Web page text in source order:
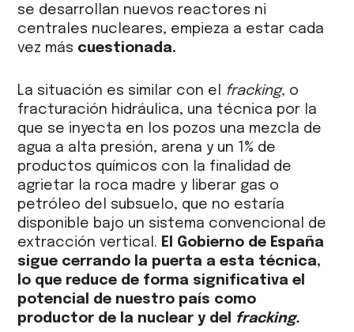
se desarrollan nuevos reactores ni
centrales nucleares, empieza a estar cada
vez más cuestionada.
La situación es similar con el fracking, o
fracturación hidráulica, una técnica por la
que se inyecta en los pozos una mezcla de
agua a alta presión, arena y un 1% de
productos químicos con la finalidad de
agrietar la roca madre y liberar gas o
petróleo del subsuelo, que no estaría
disponible bajo un sistema convencional de
extracción vertical. El Gobierno de España
sigue cerrando la puerta a esta técnica,
lo que reduce de forma significativa el
potencial de nuestro país como
productor de la nuclear y del fracking.